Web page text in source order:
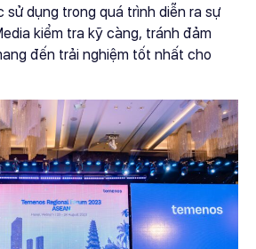
dụng trong quá trình diễn ra sự
kiểm tra kỹ càng, tránh đảm
đến trải nghiệm tốt nhất cho